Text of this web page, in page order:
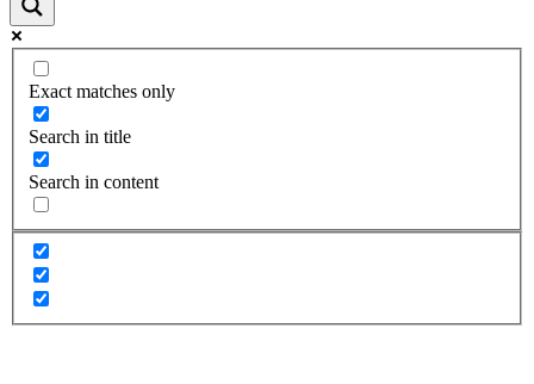
Exact matches only
Search in title
Search in content